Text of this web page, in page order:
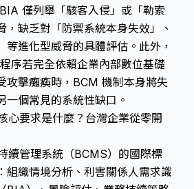
僅列舉「駭客入侵」或「勒索
，缺乏對「防禦系統本身失效」、
等進化型威脅的具體評估。此外，
序若完全依賴企業內部數位基礎
攻擊癱瘓時，BCM 機制本身將失
一個常見的系統性缺口。
心要求是什麼？台灣企業從零開
續管理系統（BCMS）的國際標
組織情境分析、利害關係人需求識